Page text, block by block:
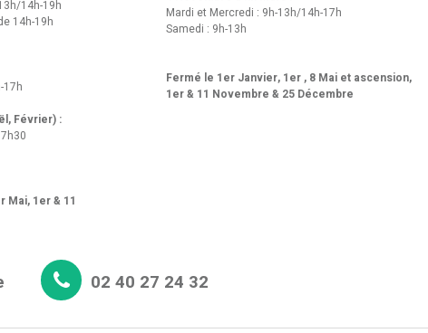
14h-19h
14h-19h
17h
Février) :
Mai, 1er & 11
Mardi et Mercredi : 9h-13h/14h-17h
Samedi : 9h-13h
Fermé le 1er Janvier, 1er , 8 Mai et ascension,
1er & 11 Novembre & 25 Décembre
02 40 27 24 32